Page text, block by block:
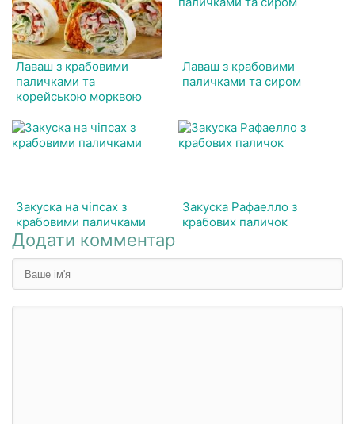
Лаваш з крабовими
паличками та
корейською морквою
Лаваш з крабовими
паличками та сиром
Закуска на чіпсах з
крабовими паличками
Закуска Рафаелло з
крабових паличок
Додати комментар